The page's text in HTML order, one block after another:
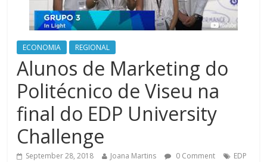
ECONOMIA REGIONAL
Alunos de Marketing do
Politécnico de Viseu na
final do EDP University
Challenge
September 28, 2018 Joana Martins 0 Comment
EDP